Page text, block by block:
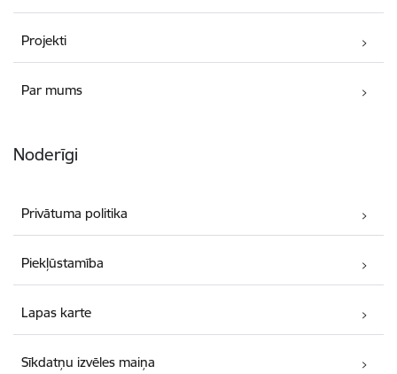
Projekti
Par mums
Noderīgi
Privātuma politika
Piekļūstamība
Lapas karte
Sīkdatņu izvēles maiņa